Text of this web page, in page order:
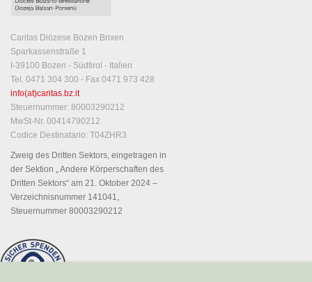
Caritas Diözese Bozen Brixen
Sparkassenstraße 1
I-39100 Bozen - Südtirol - Italien
Tel. 0471 304 300 - Fax 0471 973 428
info(at)caritas.bz.it
Steuernummer: 80003290212
MwSt-Nr. 00414790212
Codice Destinatario: T04ZHR3
Zweig des Dritten Sektors, eingetragen in
der Sektion „ Andere Körperschaften des
Dritten Sektors“ am 21. Oktober 2024 –
Verzeichnisnummer 141041,
Steuernummer 80003290212